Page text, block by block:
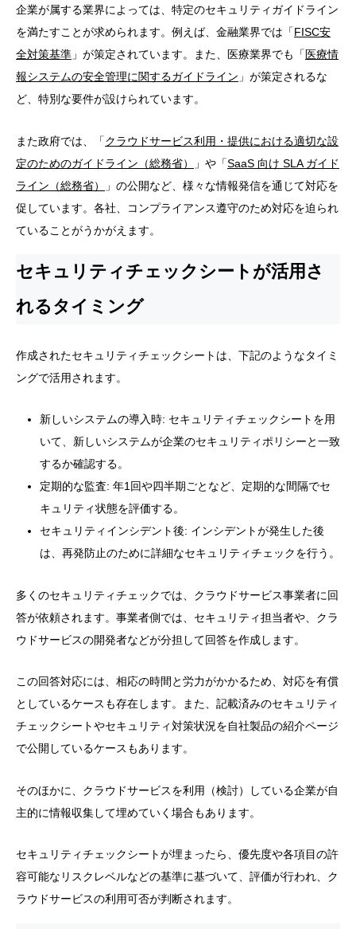
企業が属する業界によっては、特定のセキュリティガイドライン
を満たすことが求められます。例えば、金融業界では「FISC安
全対策基準 」が策定されています。また、医療業界でも「 医療情
報システムの安全管理に関するガイドライン 」が策定されるな
ど、特別な要件が設けられています。
また政府では、「クラウドサービス利用・提供における適切な設
定のためのガイドライン（総務省）
」や「SaaS 向け SLA ガイド
ライン（総務省）
」の公開など、様々な情報発信を通じて対応を
促しています。各社、コンプライアンス遵守のため対応を迫られ
ていることがうかがえます。
セキュリティチェックシートが活用さ
れるタイミング
作成されたセキュリティチェックシートは、下記のようなタイミ
ングで活用されます。
新しいシステムの導入時: セキュリティチェックシートを用
いて、新しいシステムが企業のセキュリティポリシーと一致
するか確認する。
定期的な監査: 年1回や四半期ごとなど、定期的な間隔でセ
キュリティ状態を評価する。
セキュリティインシデント後: インシデントが発生した後
は、再発防止のために詳細なセキュリティチェックを行う。
多くのセキュリティチェックでは、クラウドサービス事業者に回
答が依頼されます。事業者側では、セキュリティ担当者や、クラ
ウドサービスの開発者などが分担して回答を作成します。
この回答対応には、相応の時間と労力がかかるため、対応を有償
としているケースも存在します。また、記載済みのセキュリティ
チェックシートやセキュリティ対策状況を自社製品の紹介ページ
で公開しているケースもあります。
そのほかに、クラウドサービスを利用（検討）している企業が自
主的に情報収集して埋めていく場合もあります。
セキュリティチェックシートが埋まったら、優先度や各項目の許
容可能なリスクレベルなどの基準に基づいて、評価が行われ、ク
ラウドサービスの利用可否が判断されます。